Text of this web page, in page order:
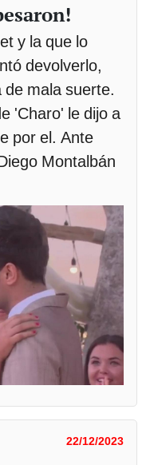
y la que lo
devolverlo,
de mala suerte.
'Charo' le dijo a
por el. Ante
Montalbán
22/12/2023